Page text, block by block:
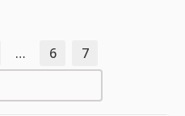
… 6
7